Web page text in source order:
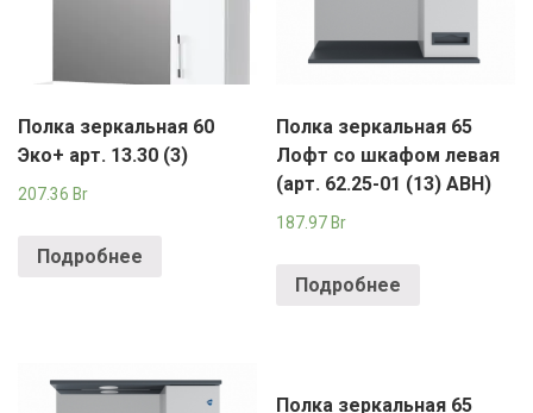
Полка зеркальная 60
Эко+ арт. 13.30 (3)
207.36 Br
Подробнее
Полка зеркальная 65
Лофт со шкафом левая
(арт. 62.25-01 (13) АВН)
187.97 Br
Подробнее
Полка зеркальная 65